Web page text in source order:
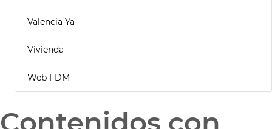
Valencia Ya
Vivienda
Web FDM
Contenidos con